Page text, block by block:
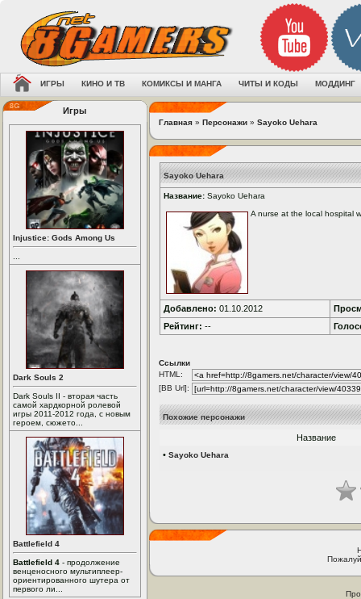
ИГРЫ КИНО И ТВ КОМИКСЫ И МАНГА ЧИТЫ И КОДЫ МОДДИНГ
Игры
Injustice: Gods Among Us
Dark Souls 2
Dark Souls II - вторая часть
самой хардкорной ролевой
игры 2011-2012 года, с новым
героем, сюжето...
Battlefield 4
Battlefield 4 - продолжение
венценосного мультиплеер-
ориентированного шутера от
первого ли...
Главная » Персонажи » Sayoko Uehara
Sayoko Uehara
Название: Sayoko Uehara
A nurse at the local hospital
Добавлено: 01.10.2012
Рейтинг: --
Ссылки
HTML:
[BB Url]:
Похожие персонажи
Название
• Sayoko Uehara